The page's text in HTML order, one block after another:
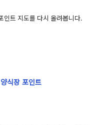
인트 지도를 다시 올려봅니다.
식장 포인트